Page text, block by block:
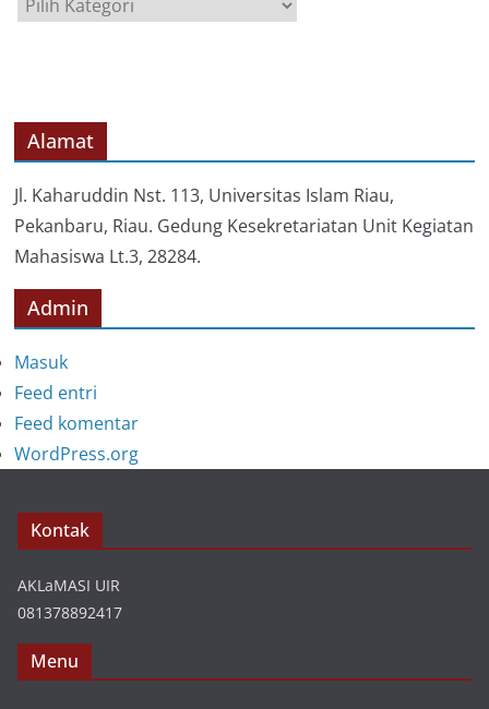
r
i
Alamat
Jl. Kaharuddin Nst. 113, Universitas Islam Riau,
Pekanbaru, Riau. Gedung Kesekretariatan Unit Kegiatan
Mahasiswa Lt.3, 28284.
Admin
Masuk
Feed entri
Feed komentar
WordPress.org
Kontak
AKLaMASI UIR
081378892417
Menu